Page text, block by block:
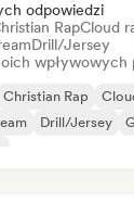
odpowiedzi
RapCloud
Drill/Jersey
wpływowych
Christian Rap
Drill/Jersey